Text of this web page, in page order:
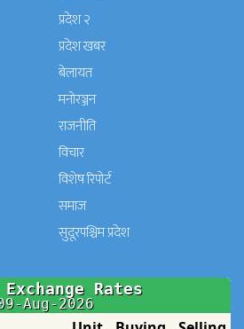
प्रदेश २
प्रदेश खबर
बेलायत
मनाेरञ्जन
राजनीति
विचार
विशेष रिपोर्ट
समाज
सुदूरपश्चिम प्रदेश